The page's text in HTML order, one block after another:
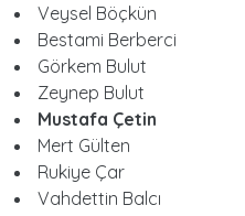
Veysel Böçkün
Bestami Berberci
Görkem Bulut
Zeynep Bulut
Mustafa Çetin
Mert Gülten
Rukiye Çar
Vahdettin Balcı